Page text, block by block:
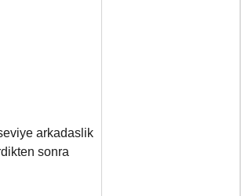
arkadaslik
sonra